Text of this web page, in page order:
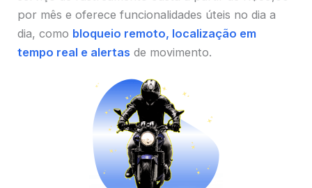
por mês e oferece funcionalidades úteis no dia a
dia, como bloqueio remoto, localização em
tempo real e alertas de movimento.